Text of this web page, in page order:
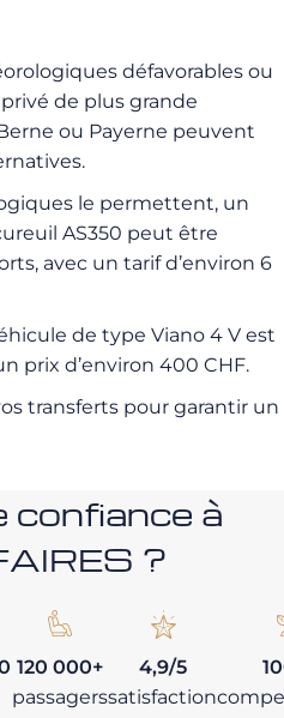
défavorables ou
de plus grande
ou Payerne peuvent
le permettent, un
AS350 peut être
avec un tarif d’environ 6
de type Viano 4 V est
prix d’environ 400 CHF.
transferts pour garantir un
confiance à
?
120 000+
passagers
4,9/5
satisfaction